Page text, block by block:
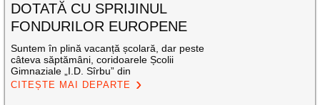
DOTATĂ CU SPRIJINUL
FONDURILOR EUROPENE
Suntem în plină vacanță școlară, dar peste
câteva săptămâni, coridoarele Școlii
Gimnaziale „I.D. Sîrbu” din
CITEȘTE MAI DEPARTE